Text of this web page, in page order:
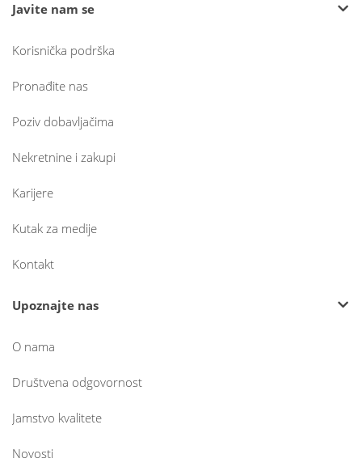
Javite nam se
Korisnička podrška
Pronađite nas
Poziv dobavljačima
Nekretnine i zakupi
Karijere
Kutak za medije
Kontakt
Upoznajte nas
O nama
Društvena odgovornost
Jamstvo kvalitete
Novosti